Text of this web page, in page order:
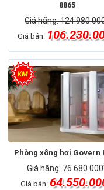
8865
Giá hãng:
Giá bán:
Phòng xông hơi Govern
Giá hãng: 76.680.000
Giá bán: